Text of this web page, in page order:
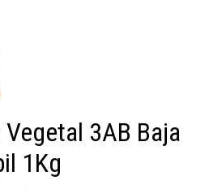
Vegetal 3AB Baja
1Kg